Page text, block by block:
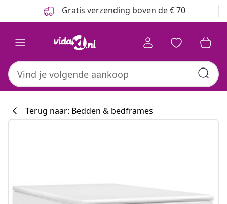
Gratis verzending boven de € 70
Terug naar: Bedden & bedframes